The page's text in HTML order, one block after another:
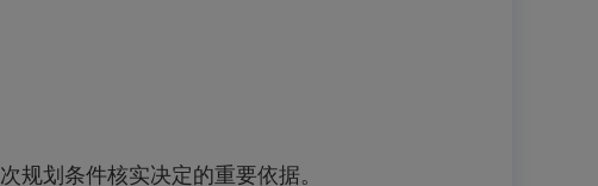
划条件核实决定的重要依据。